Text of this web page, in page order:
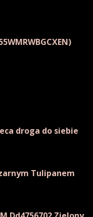
droga do siebie
Tulipanem